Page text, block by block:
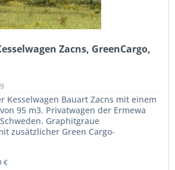
Zacns, GreenCargo,
Kesselwagen Bauart Zacns mit einem
95 m3. Privatwagen der Ermewa
Graphitgraue
zusätzlicher Green Cargo-
€